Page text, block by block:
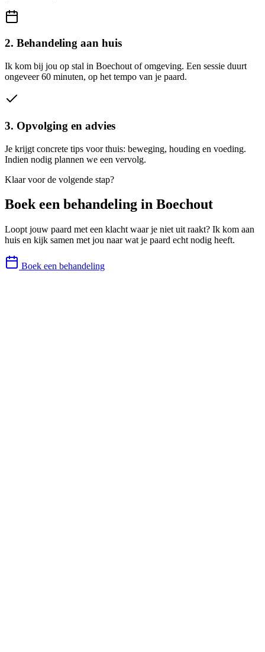
2. Behandeling aan huis
Ik kom bij jou op stal in Boechout of omgeving. Een sessie duurt
ongeveer 60 minuten, op het tempo van je paard.
3. Opvolging en advies
Je krijgt concrete tips voor thuis: beweging, houding en voeding.
Indien nodig plannen we een vervolg.
Klaar voor de volgende stap?
Boek een behandeling in Boechout
Loopt jouw paard met een klacht waar je niet uit raakt? Ik kom aan
huis en kijk samen met jou naar wat je paard echt nodig heeft.
Boek een behandeling